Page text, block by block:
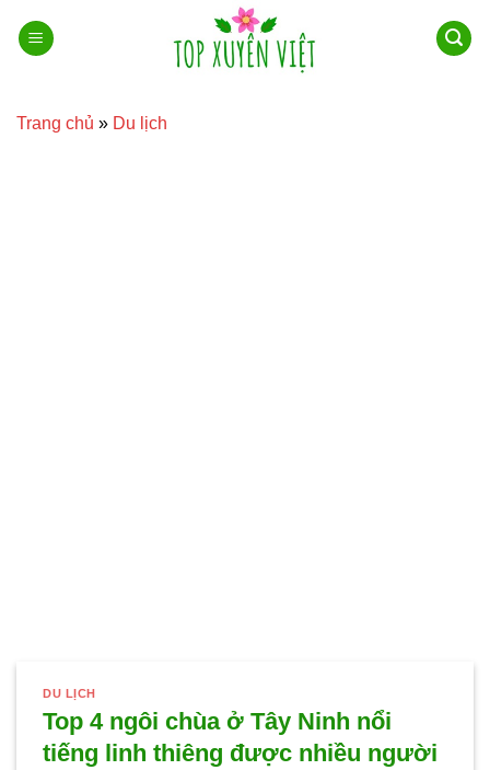
qua
Trang chủ » Du lịch
DU LỊCH
Top 4 ngôi chùa ở Tây Ninh nổi
tiếng linh thiêng được nhiều người